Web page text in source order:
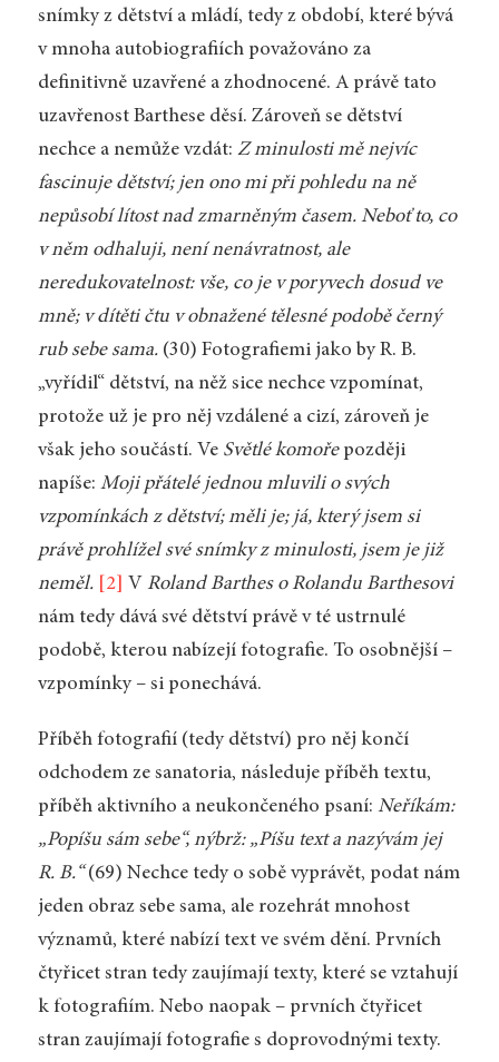
snímky z dětství a mládí, tedy z období, které bývá
v mnoha autobiografiích považováno za
definitivně uzavřené a zhodnocené. A právě tato
uzavřenost Barthese děsí. Zároveň se dětství
nechce a nemůže vzdát: Z minulosti mě nejvíc
fascinuje dětství; jen ono mi při pohledu na ně
nepůsobí lítost nad zmarněným časem. Neboť to, co
v něm odhaluji, není nenávratnost, ale
neredukovatelnost: vše, co je v poryvech dosud ve
mně; v dítěti čtu v obnažené tělesné podobě černý
rub sebe sama.(30) Fotografiemi jako by R. B.
„vyřídil“ dětství, na něž sice nechce vzpomínat,
protože už je pro něj vzdálené a cizí, zároveň je
však jeho součástí. Ve Světlé komořepozději
napíše: Moji přátelé jednou mluvili o svých
vzpomínkách z dětství; měli je; já, který jsem si
právě prohlížel své snímky z minulosti, jsem je již
neměl.
[2] V Roland Barthes o Rolandu Barthesovi
nám tedy dává své dětství právě v té ustrnulé
podobě, kterou nabízejí fotografie. To osobnější –
vzpomínky – si ponechává.
Příběh fotografií (tedy dětství) pro něj končí
odchodem ze sanatoria, následuje příběh textu,
příběh aktivního a neukončeného psaní: Neříkám:
„Popíšu sám sebe“, nýbrž: „Píšu text a nazývám jej
R. B.“(69) Nechce tedy o sobě vyprávět, podat nám
jeden obraz sebe sama, ale rozehrát mnohost
významů, které nabízí text ve svém dění. Prvních
čtyřicet stran tedy zaujímají texty, které se vztahují
k fotografiím. Nebo naopak – prvních čtyřicet
stran zaujímají fotografie s doprovodnými texty.